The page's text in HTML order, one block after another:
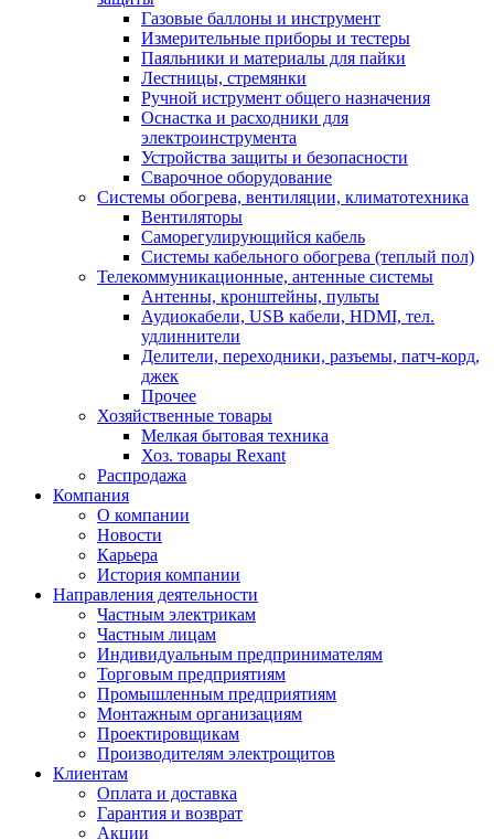
Газовые баллоны и инструмент
Измерительные приборы и тестеры
Паяльники и материалы для пайки
Лестницы, стремянки
Ручной иструмент общего назначения
Оснастка и расходники для
электроинструмента
Устройства защиты и безопасности
Сварочное оборудование
Системы обогрева, вентиляции, климатотехника
Вентиляторы
Саморегулирующийся кабель
Системы кабельного обогрева (теплый пол)
Телекоммуникационные, антенные системы
Антенны, кронштейны, пульты
Аудиокабели, USB кабели, HDMI, тел.
удлиннители
Делители, переходники, разъемы, патч-корд,
джек
Прочее
Хозяйственные товары
Мелкая бытовая техника
Хоз. товары Rexant
Распродажа
Компания
О компании
Новости
Карьера
История компании
Направления деятельности
Частным электрикам
Частным лицам
Индивидуальным предпринимателям
Торговым предприятиям
Промышленным предприятиям
Монтажным организациям
Проектировщикам
Производителям электрощитов
Клиентам
Оплата и доставка
Гарантия и возврат
Акции